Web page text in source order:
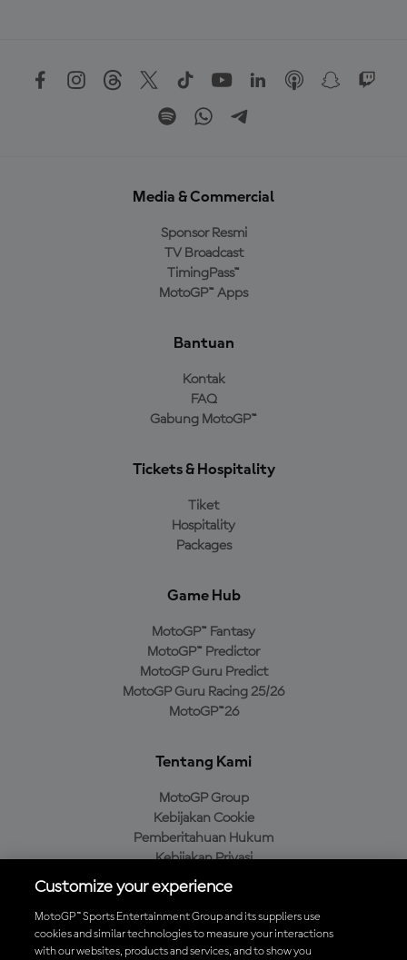
Media & Commercial
Sponsor Resmi
TV Broadcast
TimingPass™
MotoGP™ Apps
Bantuan
Kontak
FAQ
Gabung MotoGP™
Tickets & Hospitality
Tiket
Hospitality
Packages
Game Hub
MotoGP™ Fantasy
MotoGP™ Predictor
MotoGP Guru Predict
MotoGP Guru Racing 25/26
MotoGP™26
Tentang Kami
MotoGP Group
Kebijakan Cookie
Pemberitahuan Hukum
Kebijakan Privasi
Kebijakan Pembelian
Unduh Aplikasi Resmi MotoGP™
Customize your experience
MotoGP™ Sports Entertainment Group and its suppliers use
cookies and similar technologies to measure your interactions
with our websites, products and services, and to show you